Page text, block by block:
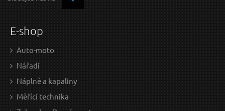
E-shop
Auto-moto
Nářadí
Náplně a kapaliny
Měřící technika